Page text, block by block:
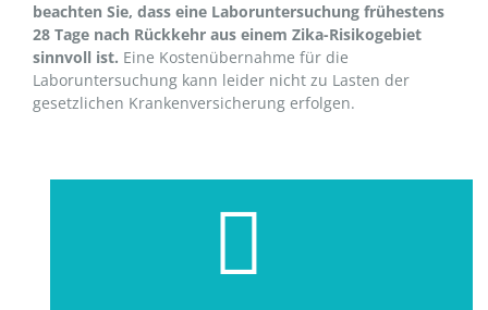
beachten Sie, dass eine Laboruntersuchung frühestens
28 Tage nach Rückkehr aus einem Zika-Risikogebiet
sinnvoll ist. Eine Kostenübernahme für die
Laboruntersuchung kann leider nicht zu Lasten der
gesetzlichen Krankenversicherung erfolgen.